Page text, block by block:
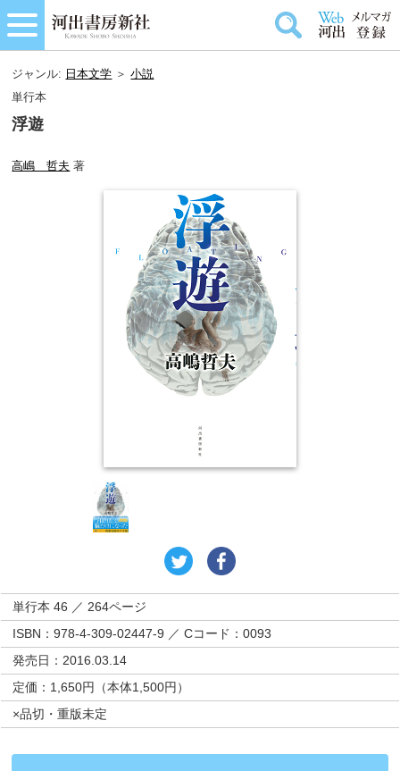
ジャンル: 日本文学 ＞小説
単行本
浮遊
高嶋 哲夫 著
単行本 46 ／ 264ページ
ISBN：978-4-309-02447-9 ／ Cコード：0093
発売日：2016.03.14
定価：1,650円（本体1,500円）
×品切・重版未定